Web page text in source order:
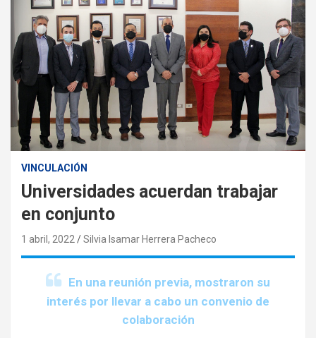
VINCULACIÓN
Universidades acuerdan trabajar
en conjunto
1 abril, 2022 Silvia Isamar Herrera Pacheco
En una reunión previa, mostraron su
interés por llevar a cabo un convenio de
colaboración